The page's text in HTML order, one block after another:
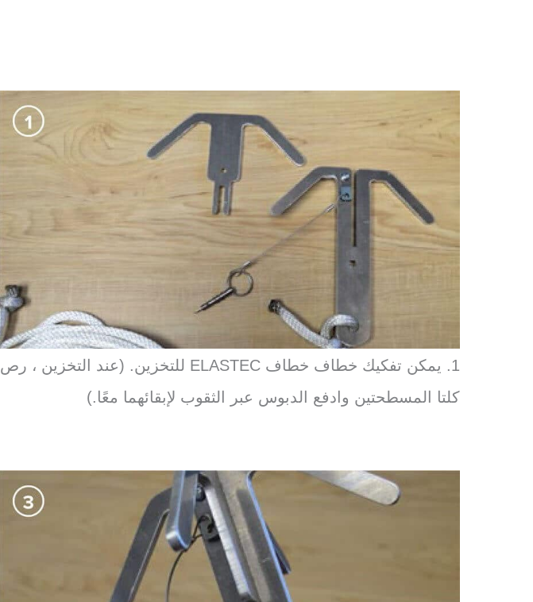
1. يمكن تفكيك خطاف خطاف ELASTEC للتخزين. (عند التخزين ، رص
كلتا المسطحتين وادفع الدبوس عبر الثقوب لإبقائهما معًا.)